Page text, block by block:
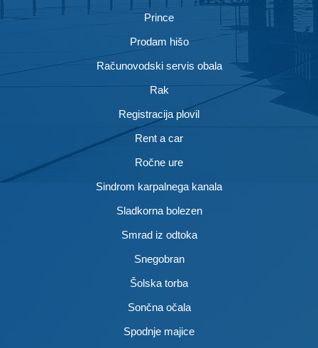
Prince
Prodam hišo
Računovodski servis obala
Rak
Registracija plovil
Rent a car
Ročne ure
Sindrom karpalnega kanala
Sladkorna bolezen
Smrad iz odtoka
Snegobran
Šolska torba
Sončna očala
Spodnje majice